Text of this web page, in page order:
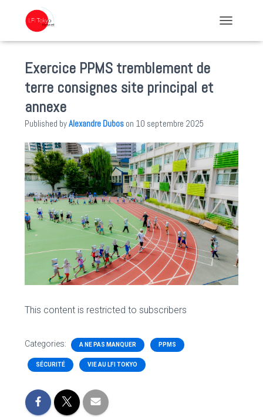
Exercice PPMS tremblement de
terre consignes site principal et
annexe
Published byAlexandre Dubos on 10 septembre 2025
This content is restricted to subscribers
Categories: A NE PAS MANQUER PPMS
SÉCURITÉ VIE AU LFI TOKYO